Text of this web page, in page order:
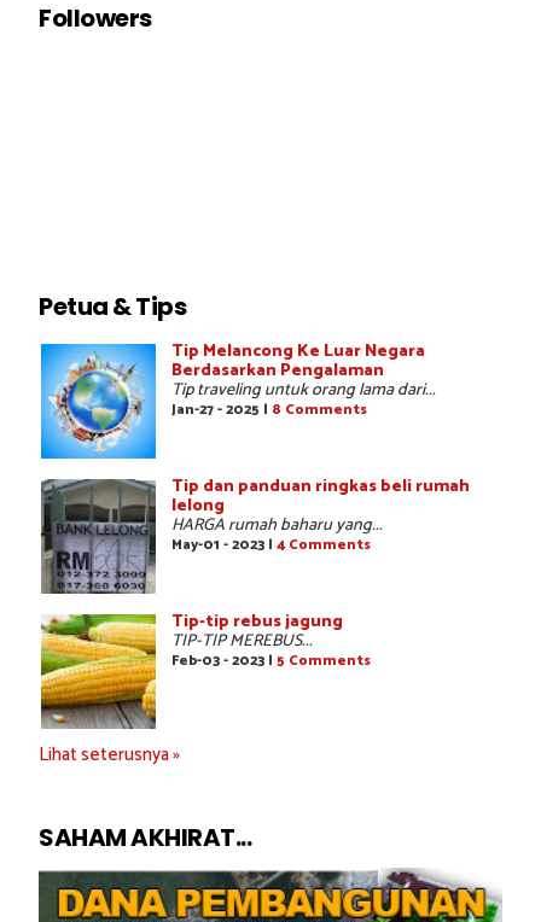
Followers
Petua & Tips
Tip Melancong Ke Luar Negara
Berdasarkan Pengalaman
Tip traveling untuk orang lama dari...
Jan-27 - 2025 | 8 Comments
Tip dan panduan ringkas beli rumah
lelong
HARGA rumah baharu yang...
May-01 - 2023 | 4 Comments
Tip-tip rebus jagung
TIP-TIP MEREBUS...
Feb-03 - 2023 | 5 Comments
Lihat seterusnya »
SAHAM AKHIRAT...